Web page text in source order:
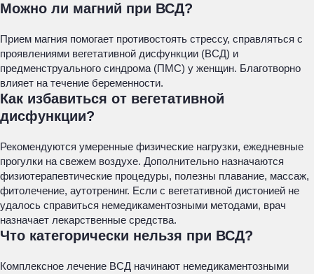
Можно ли магний при ВСД?
Прием магния помогает противостоять стрессу, справляться с
проявлениями вегетативной дисфункции (ВСД) и
предменструального синдрома (ПМС) у женщин. Благотворно
влияет на течение беременности.
Как избавиться от вегетативной
дисфункции?
Рекомендуются умеренные физические нагрузки, ежедневные
прогулки на свежем воздухе. Дополнительно назначаются
физиотерапевтические процедуры, полезны плавание, массаж,
фитолечение, аутотренинг. Если с вегетативной дистонией не
удалось справиться немедикаментозными методами, врач
назначает лекарственные средства.
Что категорически нельзя при ВСД?
Комплексное лечение ВСД начинают немедикаментозными